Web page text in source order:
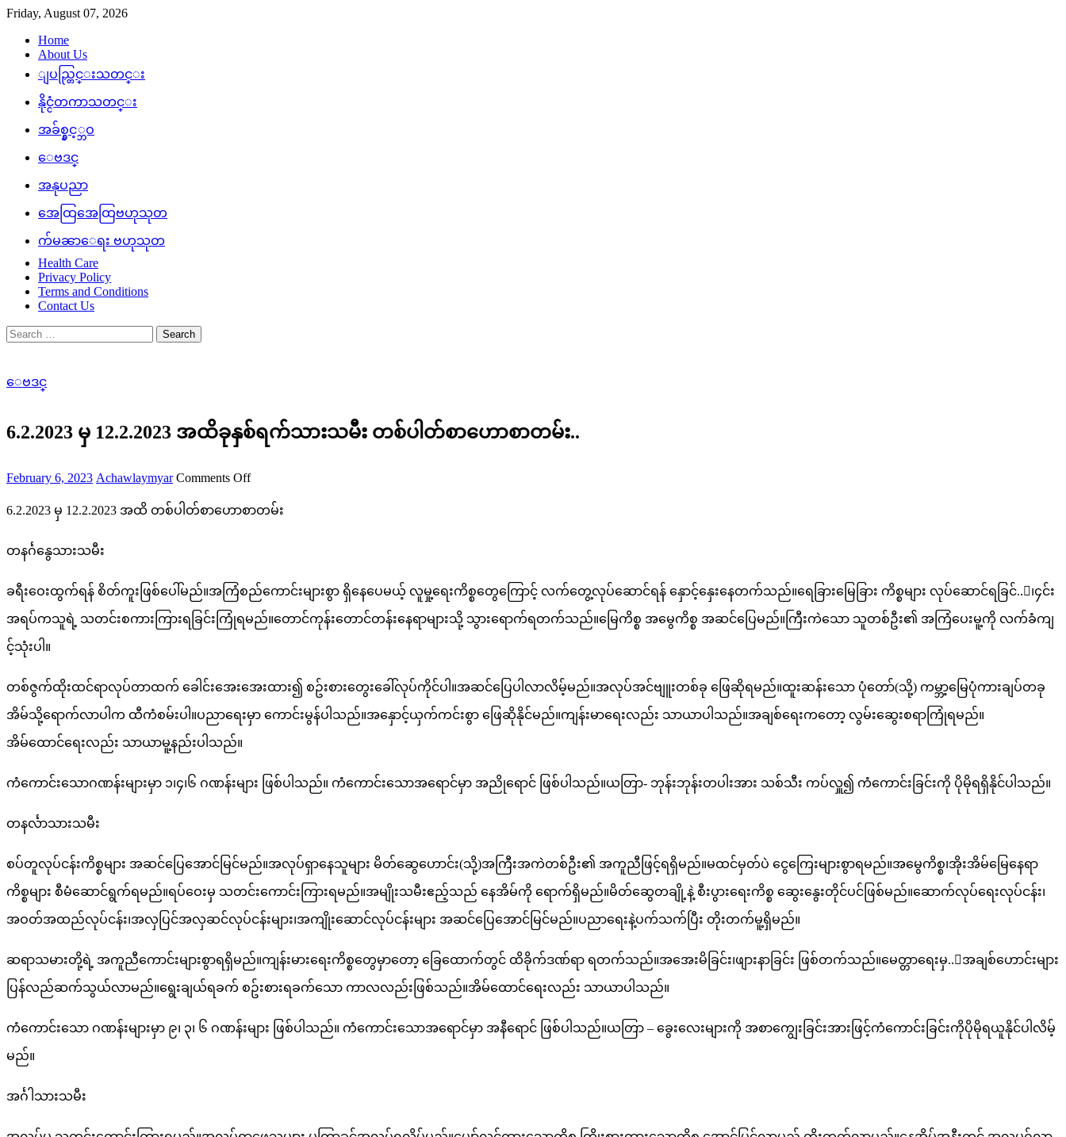
Skip
content
Friday, August 07, 2026
Home
About Us
ျပည္တြင္းသတင္း
နိုင္ငံတကာသတင္း
အခ်စ္နွင့္ဘဝ
ေဗဒင္
အနုပညာ
အေထြအေထြဗဟုသုတ
က်မၼာေရး ဗဟုသုတ
Health Care
Privacy Policy
Terms and Conditions
Contact Us
Search
for:
ေဗဒင္
6.2.2023 မှ 12.2.2023 အထိခုနှစ်ရက်သားသမီး တစ်ပါတ်စာဟောစာတမ်း..
Posted
February 6, 2023 Author
Achawlaymyar Comments Offon
မှ
ခု
နှစ်
တစ်
ပါ
စာ
6.2.2023 မှ 12.2.2023 အထိ တစ်ပါတ်စာဟောစာတမ်း
တနင်္ဂနွေသားသမီး
ခရီးဝေးထွက်ရန် စိတ်ကူးဖြစ်ပေါ်မည်။အကြံစည်ကောင်းများစွာ ရှိနေပေမယ့် လူမှု့ရေးကိစ္စတွေကြောင့် လက်တွေ့လုပ်ဆောင်ရန် နှောင့်နှေးနေတက်သည်။ရေခြားမြေခြား ကိစ္စများ လုပ်ဆောင်ရခြင်..း၊၄င်း
အရပ်ကသူရဲ့ သတင်းစကားကြားရခြင်းကြုံရမည်။တောင်ကုန်းတောင်တန်းနေရာများသို့ သွားရောက်ရတက်သည်။မြေကိစ္စ အမွေကိစ္စ အဆင်ပြေမည်။ကြီးကဲသော သူတစ်ဦး၏ အကြံပေးမူ့ကို လက်ခံကျ
င့်သုံးပါ။
တစ်ဇွက်ထိုးထင်ရာလုပ်တာထက် ခေါင်းအေးအေးထား၍ စဥ်းစားတွေးခေါ်လုပ်ကိုင်ပါ။အဆင်ပြေပါလာလိမ့်မည်။အလုပ်အင်ဗျူးတစ်ခု ဖြေဆိုရမည်။ထူးဆန်းသော ပုံတော်(သို့) ကမ္ဘာ့မြေပုံကားချပ်တခု
အိမ်သို့ရောက်လာပါက ထီကံစမ်းပါ။ပညာရေးမှာ ကောင်းမွန်ပါသည်။အနှောင့်ယှက်ကင်းစွာ ဖြေဆိုနိုင်မည်။ကျန်းမာရေးလည်း သာယာပါသည်။အချစ်ရေးကတော့ လွမ်းဆွေးစရာကြုံရမည်။
အိမ်ထောင်ရေးလည်း သာယာမူ့နည်းပါသည်။
ကံကောင်းသောဂဏန်းများမှာ ၁၊၄၊၆ ဂဏန်းများ ဖြစ်ပါသည်။ ကံကောင်းသောအရောင်မှာ အညိုရောင် ဖြစ်ပါသည်။ယတြာ- ဘုန်းဘုန်းတပါးအား သစ်သီး ကပ်လှူ၍ ကံကောင်းခြင်းကို ပိုမိုရရှိနိုင်ပါသည်။
တနင်္လာသားသမီး
စပ်တူလုပ်ငန်းကိစ္စများ အဆင်ပြေအောင်မြင်မည်။အလုပ်ရှာနေသူများ မိတ်ဆွေဟောင်း(သို့)အကြီးအကဲတစ်ဦး၏ အကူညီဖြင့်ရရှိမည်။မထင်မှတ်ပဲ ငွေကြေးများစွာရမည်။အ​မွေကိစ္စ၊အိုးအိမ်မြေနေရာ
ကိစ္စများ စီမံဆောင်ရွက်ရမည်။ရပ်ဝေးမှ သတင်းကောင်းကြားရမည်။အမျိုးသမီးဧည့်သည် နေအိမ်ကို ရောက်ရှိမည်။မိတ်​ဆွေတချို့နဲ့ စီးပွားရေးကိစ္စ ဆွေးနွေးတိုင်ပင်ဖြစ်မည်။ဆောက်လုပ်ရေးလုပ်ငန်း၊
အဝတ်အထည်လုပ်ငန်း၊အလှပြင်အလှဆင်လုပ်ငန်းများ၊အကျိုးဆောင်လုပ်ငန်းများ အဆင်ပြေအောင်မြင်မည်။ပညာရေးနဲ့ပက်သက်ပြီး တိုးတက်မူ့ရှိမည်။
ဆရာသမားတို့ရဲ့ အကူညီကောင်းများစွာရရှိမည်။ကျန်းမားရေးကိစ္စတွေမှာတော့ ခြေထောက်တွင် ထိခိုက်ဒဏ်ရာ ရတက်သည်။အအေးမိခြင်း၊ဖျားနာခြင်း ​ဖြစ်တက်သည်။မေတ္တာရေးမှ..ာအချစ်ဟောင်းများ
ပြန်လည်ဆက်သွယ်လာမည်။ရွေးချယ်ရခက် စဥ်းစားရခက်သော ကာလလည်းဖြစ်သည်။အိမ်ထောင်ရေးလည်း သာယာပါသည်။
ကံကောင်းသော ဂဏန်းများမှာ ၉၊ ၃၊ ၆ ဂဏန်းများ ဖြစ်ပါသည်။ ကံကောင်းသောအရောင်မှာ အနီရောင် ဖြစ်ပါသည်။ယတြာ – ခွေးလေးများကို အစာကျွေးခြင်းအားဖြင့်ကံကောင်းခြင်းကိုပိုမိုရယူနိုင်ပါလိမ့်
မည်။
အင်္ဂါသားသမီး